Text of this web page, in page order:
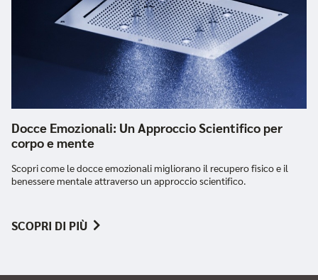
Docce Emozionali: Un Approccio Scientifico per
corpo e mente
Scopri come le docce emozionali migliorano il recupero fisico e il
benessere mentale attraverso un approccio scientifico.
SCOPRI DI PIÙ